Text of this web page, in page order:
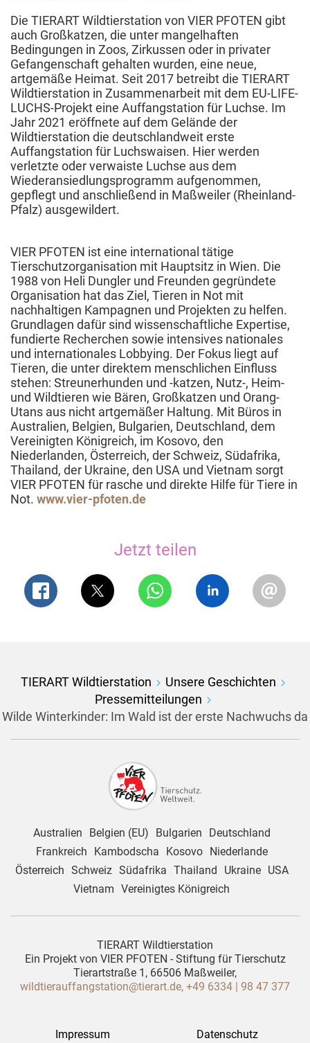
Die TIERART Wildtierstation von VIER PFOTEN gibt
auch Großkatzen, die unter mangelhaften
Bedingungen in Zoos, Zirkussen oder in privater
Gefangenschaft gehalten wurden, eine neue,
artgemäße Heimat. Seit 2017 betreibt die TIERART
Wildtierstation in Zusammenarbeit mit dem EU-LIFE-
LUCHS-Projekt eine Auffangstation für Luchse. Im
Jahr 2021 eröffnete auf dem Gelände der
Wildtierstation die deutschlandweit erste
Auffangstation für Luchswaisen. Hier werden
verletzte oder verwaiste Luchse aus dem
Wiederansiedlungsprogramm aufgenommen,
gepflegt und anschließend in Maßweiler (Rheinland-
Pfalz) ausgewildert.
VIER PFOTEN ist eine international tätige
Tierschutzorganisation mit Hauptsitz in Wien. Die
1988 von Heli Dungler und Freunden gegründete
Organisation hat das Ziel, Tieren in Not mit
nachhaltigen Kampagnen und Projekten zu helfen.
Grundlagen dafür sind wissenschaftliche Expertise,
fundierte Recherchen sowie intensives nationales
und internationales Lobbying. Der Fokus liegt auf
Tieren, die unter direktem menschlichen Einfluss
stehen: Streunerhunden und -katzen, Nutz-, Heim-
und Wildtieren wie Bären, Großkatzen und Orang-
Utans aus nicht artgemäßer Haltung. Mit Büros in
Australien, Belgien, Bulgarien, Deutschland, dem
Vereinigten Königreich, im Kosovo, den
Niederlanden, Österreich, der Schweiz, Südafrika,
Thailand, der Ukraine, den USA und Vietnam sorgt
VIER PFOTEN für rasche und direkte Hilfe für Tiere in
Not. www.vier-pfoten.de
Jetzt teilen
TIERART Wildtierstation
Unsere Geschichten
Pressemitteilungen
Wilde Winterkinder: Im Wald ist der erste Nachwuchs da
Australien Belgien (EU) Bulgarien
Deutschland
Frankreich
Kambodscha Kosovo
Niederlande
Österreich Schweiz Südafrika Thailand Ukraine
USA
Vietnam Vereinigtes Königreich
TIERART Wildtierstation
Ein Projekt von VIER PFOTEN - Stiftung für Tierschutz
Tierartstraße 1, 66506 Maßweiler,
wildtierauffangstation@tierart.de, +49 6334 | 98 47 377
Impressum Datenschutz